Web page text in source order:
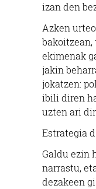
izan den
Azken
ekimenak
jakin
jokatzen:
ibili diren
uzten ari
Estrategia
Galdu ezin
narrastu,
dezakeen